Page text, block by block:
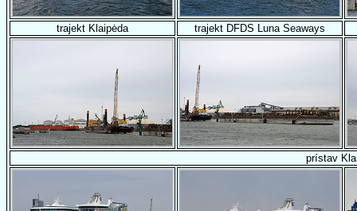
trajekt Klaipėda trajekt DFDS Luna Seaways
prístav